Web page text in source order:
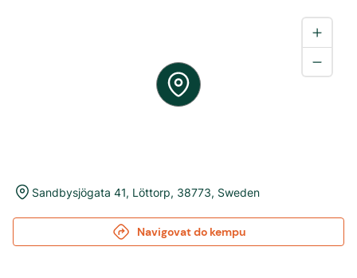
Sandbysjögata 41, Löttorp, 38773, Sweden
Navigovat do kempu